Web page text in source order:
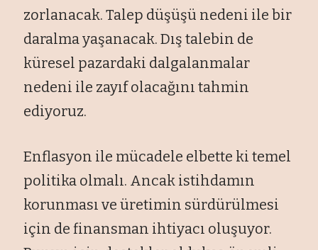
zorlanacak. Talep düşüşü nedeni ile bir
daralma yaşanacak. Dış talebin de
küresel pazardaki dalgalanmalar
nedeni ile zayıf olacağını tahmin
ediyoruz.
Enflasyon ile mücadele elbette ki temel
politika olmalı. Ancak istihdamın
korunması ve üretimin sürdürülmesi
için de finansman ihtiyacı oluşuyor.